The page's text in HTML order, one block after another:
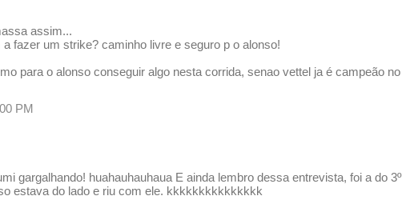
assim...
fazer um strike? caminho livre e seguro p o alonso!
para o alonso conseguir algo nesta corrida, senao vettel ja é campeão no
PM
gargalhando! huahauhauhaua E ainda lembro dessa entrevista, foi a do 3º
estava do lado e riu com ele. kkkkkkkkkkkkkkk